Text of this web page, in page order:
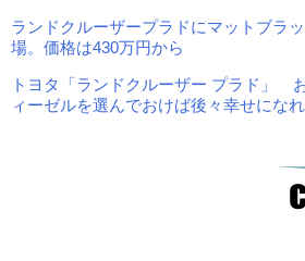
ランドクルーザープラドにマットブラ
場。価格は430万円から
トヨタ「ランドクルーザー プラド」
ィーゼルを選んでおけば後々幸せにな